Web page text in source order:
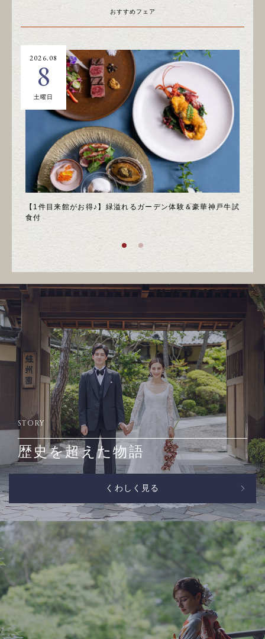
おすすめフェア
【1件目来館がお得♪】緑溢れるガーデン体験＆豪華神戸牛試
食付
2026.08
8
土曜日
STORY
歴史を超えた物語
くわしく見る